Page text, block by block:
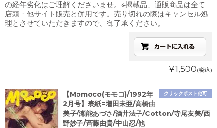
の経年劣化はご理解くださいませ。※掲載品、通販商品は全て
店頭・他サイト販売と併用です。売り切れの際はキャンセル処
理とさせていただきますので、御了承ください。
¥1,500(税込)
クリックポスト他可
【Momoco(モモコ)/1992年
2月号】表紙=増田未亜/高橋由
美子/瀬能あづさ/酒井法子/Cotton/寺尾友美/西
野妙子/斉藤由貴/中山忍/他